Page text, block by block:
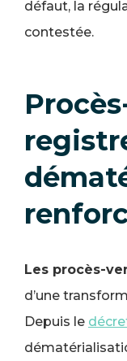
défaut, la
contestée.
Les procès-
d’une
Depuis le